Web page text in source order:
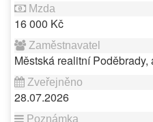
16 000 Kč
Městská realitní Poděbrady,
28.07.2026